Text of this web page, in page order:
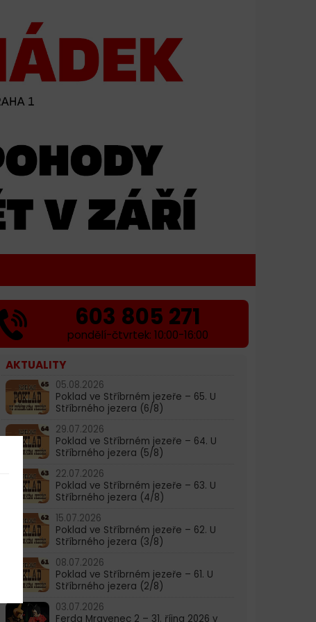
603 805 271
pondělí-čtvrtek: 10:00-16:00
AKTUALITY
05.08.2026
Poklad ve Stříbrném jezeře – 65. U
Stříbrného jezera (6/8)
29.07.2026
Poklad ve Stříbrném jezeře – 64. U
Stříbrného jezera (5/8)
22.07.2026
Poklad ve Stříbrném jezeře – 63. U
Stříbrného jezera (4/8)
15.07.2026
Poklad ve Stříbrném jezeře – 62. U
Stříbrného jezera (3/8)
08.07.2026
Poklad ve Stříbrném jezeře – 61. U
Stříbrného jezera (2/8)
03.07.2026
Ferda Mravenec 2 – 31. října 2026 v